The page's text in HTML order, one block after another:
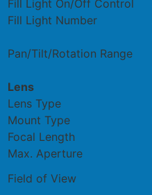
Fill Light On/Off Control
Fill Light Number
Pan/Tilt/Rotation Range
Lens
Lens Type
Mount Type
Focal Length
Max. Aperture
Field of View